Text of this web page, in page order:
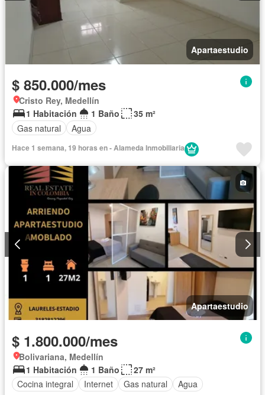
Apartaestudio
$ 850.000/mes
Cristo Rey, Medellín
1 Habitación
1 Baño
35 m²
Gas natural
Agua
Hace 1 semana, 19 horas en - Alameda Inmobiliaria
Apartaestudio
$ 1.800.000/mes
Bolivariana, Medellín
1 Habitación
1 Baño
27 m²
Cocina integral
Internet Gas natural Agua